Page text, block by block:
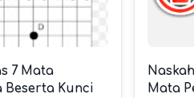
7 Mata
Beserta Kunci
Mata